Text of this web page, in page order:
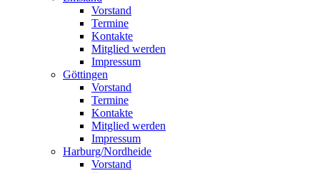
Vorstand
Termine
Kontakte
Mitglied werden
Impressum
Göttingen
Vorstand
Termine
Kontakte
Mitglied werden
Impressum
Harburg/Nordheide
Vorstand